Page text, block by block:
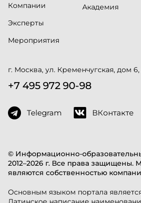
© Информационно-
2012–2026 г. Все права защищены.
являются собственностью
Основным языком портала
Компании
Эксперты
Мероприятия
Академия
г. Москва, ул. Кременчугская, дом 6,
+7 495 972 90-98
Telegram ВКонтакте